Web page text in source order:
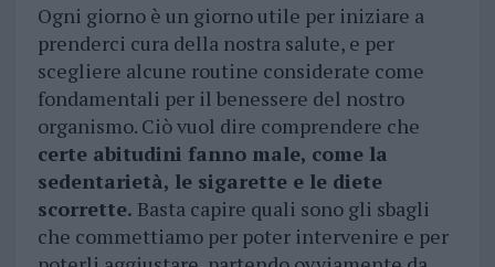
Ogni giorno è un giorno utile per iniziare a
prenderci cura della nostra salute, e per
scegliere alcune routine considerate come
fondamentali per il benessere del nostro
organismo. Ciò vuol dire comprendere che
certe abitudini fanno male, come la
sedentarietà, le sigarette e le diete
scorrette. Basta capire quali sono gli sbagli
che commettiamo per poter intervenire e per